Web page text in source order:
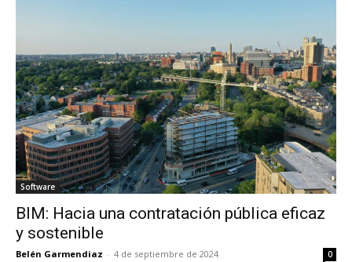
Software
BIM: Hacia una contratación pública eficaz
y sostenible
Belén Garmendiaz - 4 de septiembre de 2024 0